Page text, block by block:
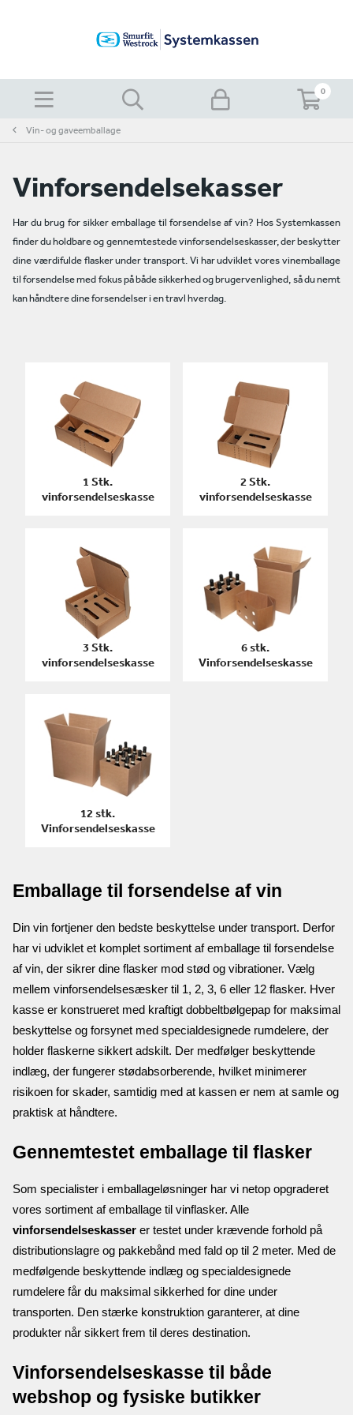
0
Vin- og gaveemballage
Vinforsendelsekasser
Har du brug for sikker emballage til forsendelse af vin? Hos Systemkassen
finder du holdbare og gennemtestede vinforsendelseskasser, der beskytter
dine værdifulde flasker under transport. Vi har udviklet vores vinemballage
til forsendelse med fokus på både sikkerhed og brugervenlighed, så du nemt
kan håndtere dine forsendelser i en travl hverdag.
1 Stk.
vinforsendelseskasse
2 Stk.
vinforsendelseskasse
3 Stk.
vinforsendelseskasse
6 stk.
Vinforsendelseskasse
12 stk.
Vinforsendelseskasse
Emballage til forsendelse af vin
Din vin fortjener den bedste beskyttelse under transport. Derfor
har vi udviklet et komplet sortiment af emballage til forsendelse
af vin, der sikrer dine flasker mod stød og vibrationer. Vælg
mellem vinforsendelsesæsker til 1, 2, 3, 6 eller 12 flasker. Hver
kasse er konstrueret med kraftigt dobbeltbølgepap for maksimal
beskyttelse og forsynet med specialdesignede rumdelere, der
holder flaskerne sikkert adskilt. Der medfølger beskyttende
indlæg, der fungerer stødabsorberende, hvilket minimerer
risikoen for skader, samtidig med at kassen er nem at samle og
praktisk at håndtere.
Gennemtestet emballage til flasker
Som specialister i emballageløsninger har vi netop opgraderet
vinforsendelseskasser er testet under krævende forhold på
distributionslagre og pakkebånd med fald op til 2 meter. Med de
medfølgende beskyttende indlæg og specialdesignede
rumdelere får du maksimal sikkerhed for dine under
transporten. Den stærke konstruktion garanterer, at dine
produkter når sikkert frem til deres destination.
Vinforsendelseskasse til både
webshop og fysiske butikker